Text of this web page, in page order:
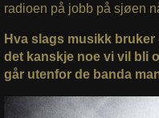
radioen på jobb på sjøen
Hva slags musikk
det kanskje noe vi vil bli
går utenfor de banda